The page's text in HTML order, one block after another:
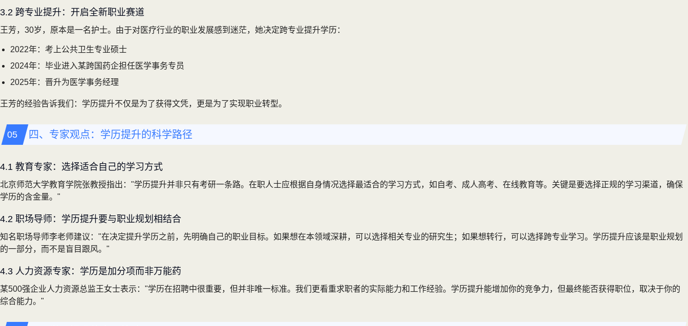
3.2 跨专业提升：开启全新职业赛道
王芳，30岁，原本是一名护士。由于对医疗行业的职业发展感到迷茫，她决定跨专业提升学历：
2022年：考上公共卫生专业硕士
2024年：毕业进入某跨国药企担任医学事务专员
2025年：晋升为医学事务经理
王芳的经验告诉我们：学历提升不仅是为了获得文凭，更是为了实现职业转型。
四、专家观点：学历提升的科学路径
4.1 教育专家：选择适合自己的学习方式
北京师范大学教育学院张教授指出："学历提升并非只有考研一条路。在职人士应根据自身情况选择最适合的学习方式，如自考、成人高考、在线教育等。关键是要选择正规的学习渠道，确保
学历的含金量。"
4.2 职场导师：学历提升要与职业规划相结合
知名职场导师李老师建议："在决定提升学历之前，先明确自己的职业目标。如果想在本领域深耕，可以选择相关专业的研究生；如果想转行，可以选择跨专业学习。学历提升应该是职业规划
的一部分，而不是盲目跟风。"
4.3 人力资源专家：学历是加分项而非万能药
某500强企业人力资源总监王女士表示："学历在招聘中很重要，但并非唯一标准。我们更看重求职者的实际能力和工作经验。学历提升能增加你的竞争力，但最终能否获得职位，取决于你的
综合能力。"